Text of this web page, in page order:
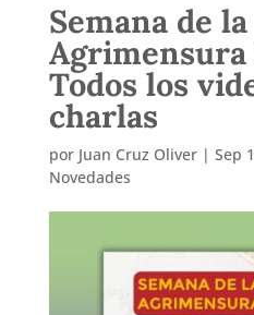
Semana de la
Agrimensura
Todos los
charlas
por Juan Cruz Oliver| Sep
Novedades